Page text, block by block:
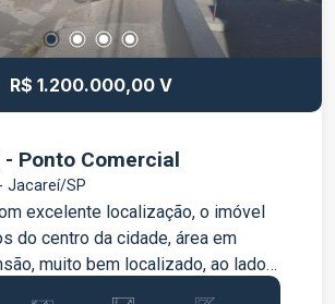
R$ 1.200.000,00 V
Ponto Comercial
Jacareí/SP
excelente localização, o imóvel
do centro da cidade, área em
muito bem localizado, ao lado
São João Baptista e